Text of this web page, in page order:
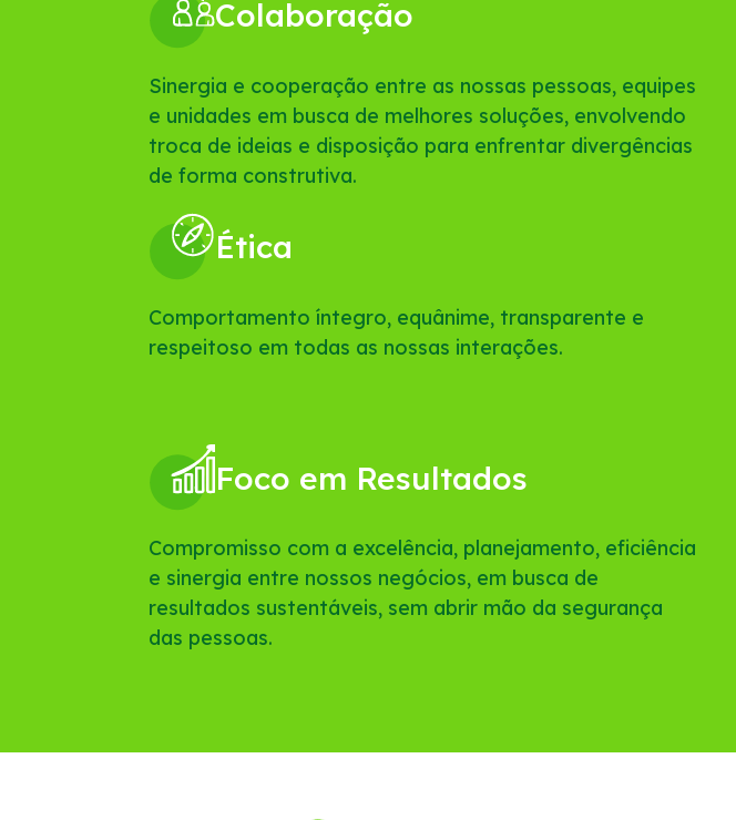
Colaboração
Sinergia e cooperação entre as nossas pessoas, equipes
e unidades em busca de melhores soluções, envolvendo
troca de ideias e disposição para enfrentar divergências
de forma construtiva.
Ética
Comportamento íntegro, equânime, transparente e
respeitoso em todas as nossas interações.
Foco em Resultados
Compromisso com a excelência, planejamento, eficiência
e sinergia entre nossos negócios, em busca de
resultados sustentáveis, sem abrir mão da segurança
das pessoas.